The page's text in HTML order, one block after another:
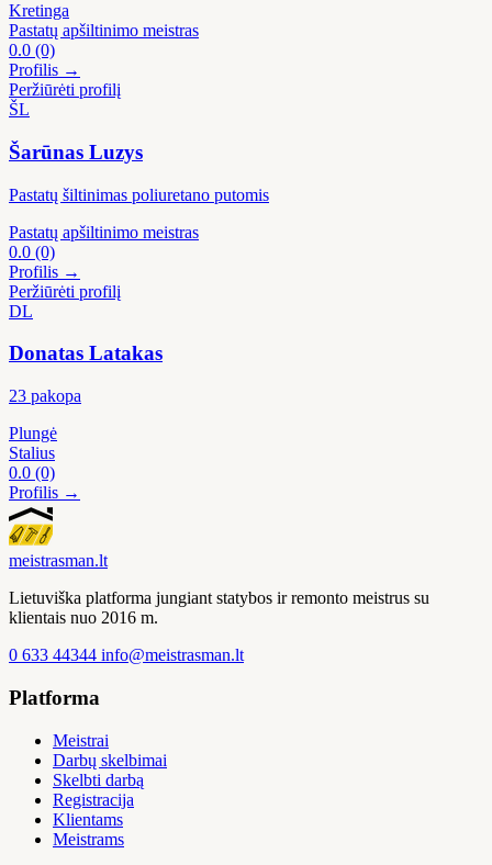
Kretinga
Pastatų apšiltinimo meistras
0.0 (0)
Profilis →
Peržiūrėti profilį
ŠL
Šarūnas Luzys
Pastatų šiltinimas poliuretano putomis
Pastatų apšiltinimo meistras
0.0 (0)
Profilis →
Peržiūrėti profilį
DL
Donatas Latakas
23 pakopa
Plungė
Stalius
0.0 (0)
Profilis →
meistrasman.lt
Lietuviška platforma jungiant statybos ir remonto meistrus su
klientais nuo 2016 m.
0 633 44344 info@meistrasman.lt
Platforma
Meistrai
Darbų skelbimai
Skelbti darbą
Registracija
Klientams
Meistrams